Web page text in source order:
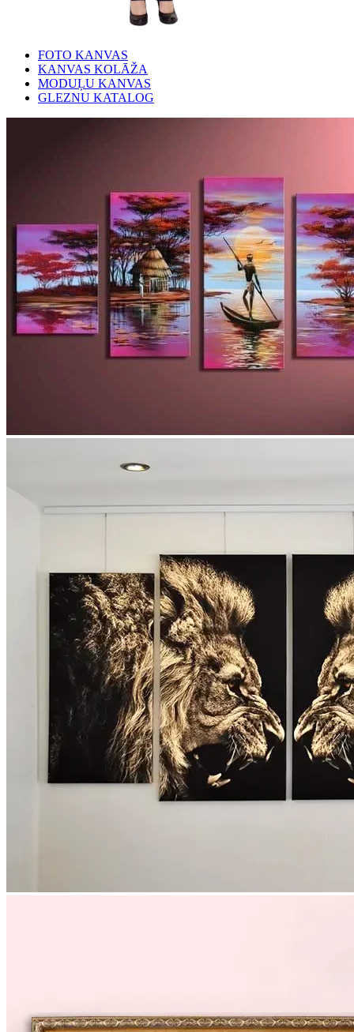
FOTO KANVAS
KANVAS KOLĀŽA
MODUĻU KANVAS
GLEZNU KATALOG